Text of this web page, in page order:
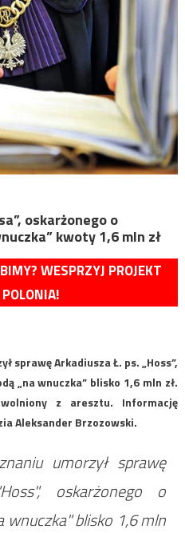
oskarżonego o
kwoty 1,6 mln zł
WESPRZYJ PROJEKT
sprawę Arkadiusza Ł. ps. „Hoss”,
„na wnuczka” blisko 1,6 mln zł.
z aresztu. Informację
Aleksander Brzozowski.
umorzył sprawę
oskarżonego o
wnuczka" blisko 1,6 mln